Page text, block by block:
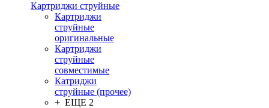
Картриджи струйные
Картриджи
струйные
оригинальные
Картриджи
струйные
совместимые
Катриджи
струйные (прочее)
+ ЕЩЕ 2